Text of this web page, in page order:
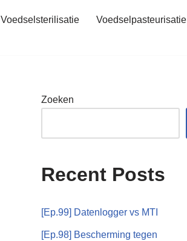
Voedselsterilisatie
Voedselpasteurisatie
Zoeken
Recent Posts
[Ep.99] Datenlogger vs MTI
[Ep.98] Bescherming tegen